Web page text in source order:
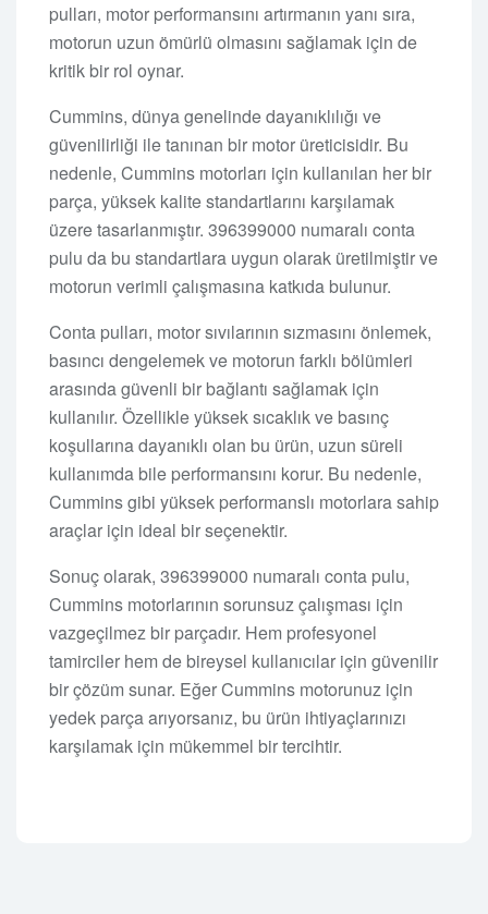
pulları, motor performansını artırmanın yanı sıra,
motorun uzun ömürlü olmasını sağlamak için de
kritik bir rol oynar.
Cummins, dünya genelinde dayanıklılığı ve
güvenilirliği ile tanınan bir motor üreticisidir. Bu
nedenle, Cummins motorları için kullanılan her bir
parça, yüksek kalite standartlarını karşılamak
üzere tasarlanmıştır. 396399000 numaralı conta
pulu da bu standartlara uygun olarak üretilmiştir ve
motorun verimli çalışmasına katkıda bulunur.
Conta pulları, motor sıvılarının sızmasını önlemek,
basıncı dengelemek ve motorun farklı bölümleri
arasında güvenli bir bağlantı sağlamak için
kullanılır. Özellikle yüksek sıcaklık ve basınç
koşullarına dayanıklı olan bu ürün, uzun süreli
kullanımda bile performansını korur. Bu nedenle,
Cummins gibi yüksek performanslı motorlara sahip
araçlar için ideal bir seçenektir.
Sonuç olarak, 396399000 numaralı conta pulu,
Cummins motorlarının sorunsuz çalışması için
vazgeçilmez bir parçadır. Hem profesyonel
tamirciler hem de bireysel kullanıcılar için güvenilir
bir çözüm sunar. Eğer Cummins motorunuz için
yedek parça arıyorsanız, bu ürün ihtiyaçlarınızı
karşılamak için mükemmel bir tercihtir.